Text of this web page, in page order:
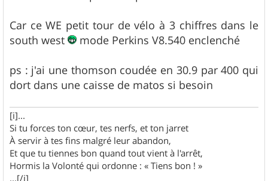
Car ce WE petit tour de vélo à 3 chiffres dans le
south west
mode Perkins V8.540 enclenché
ps : j'ai une thomson coudée en 30.9 par 400 qui
dort dans une caisse de matos si besoin
[i]...
Si tu forces ton cœur, tes nerfs, et ton jarret
À servir à tes fins malgré leur abandon,
Et que tu tiennes bon quand tout vient à l'arrêt,
Hormis la Volonté qui ordonne : « Tiens bon ! »
...[/i]